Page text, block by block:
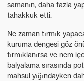
samanın, daha fazla
tahakkuk etti.
Ne zaman tırmık
kuruma dengesi göz
tırmıklanırsa ve nem
balyalama sırasında
mahsul yığındayken